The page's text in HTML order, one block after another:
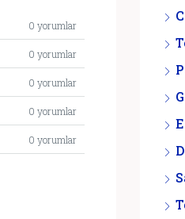
0 yorumlar
0 yorumlar
0 yorumlar
0 yorumlar
0 yorumlar